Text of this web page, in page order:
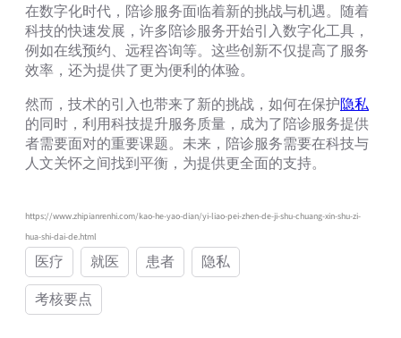
在数字化时代，陪诊服务面临着新的挑战与机遇。随着
科技的快速发展，许多陪诊服务开始引入数字化工具，
例如在线预约、远程咨询等。这些创新不仅提高了服务
效率，还为提供了更为便利的体验。
然而，技术的引入也带来了新的挑战，如何在保护隐私
的同时，利用科技提升服务质量，成为了陪诊服务提供
者需要面对的重要课题。未来，陪诊服务需要在科技与
人文关怀之间找到平衡，为提供更全面的支持。
https://www.zhipianrenhi.com/kao-he-yao-dian/yi-liao-pei-zhen-de-ji-shu-chuang-xin-shu-zi-
hua-shi-dai-de.html
医疗 就医 患者
隐私
考核要点